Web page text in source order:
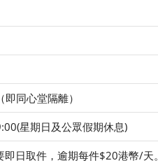
同心堂隔離）
星期日及公眾假期休息)
日取件，逾期每件$20港幣/天。